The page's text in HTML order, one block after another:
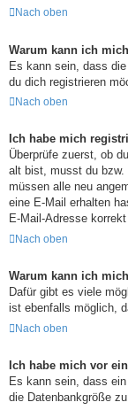
Nach oben
Warum kann ich
Es kann sein, dass
du dich registrieren
Nach oben
Ich habe mich
Überprüfe zuerst, ob
alt bist, musst du bzw.
müssen alle neu
eine E-Mail erhalten
E-Mail-Adresse
Nach oben
Warum kann ich
Dafür gibt es viele
ist ebenfalls möglich,
Nach oben
Ich habe mich vor
Es kann sein, dass
die Datenbankgröße